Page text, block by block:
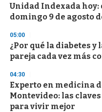
Unidad Indexada hoy:
domingo 9 de agosto
05:00
¿Por qué la diabetes
pareja cada vez más
04:30
Experto en medicina
Montevideo: las
para vivir mejor